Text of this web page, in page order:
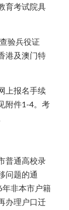
育考试院具
验兵役证
港及澳门特
上报名手续
附件1-4。考
普通高校录
问题的通
非本市户籍
办理户口迁